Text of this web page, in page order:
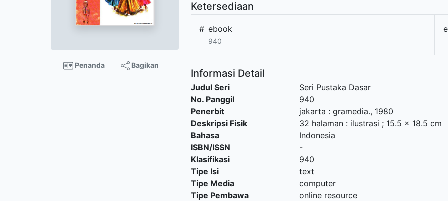
Penanda Bagikan
Ketersediaan
# ebook
940
Informasi Detail
Judul Seri
Seri Pustaka Dasar
No. Panggil
940
Penerbit
jakarta : gramedia., 1980
Deskripsi Fisik
32 halaman : ilustrasi ; 15.5 x 18.5 cm
Bahasa
Indonesia
ISBN/ISSN
-
Klasifikasi
940
Tipe Isi
text
Tipe Media
computer
Tipe Pembawa
online resource